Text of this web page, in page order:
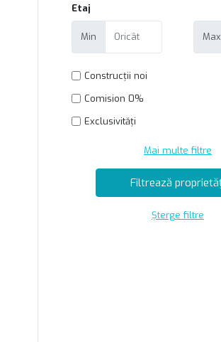
Etaj
Min Max
Construcții noi
Comision 0%
Exclusivități
Mai multe filtre
Șterge filtre